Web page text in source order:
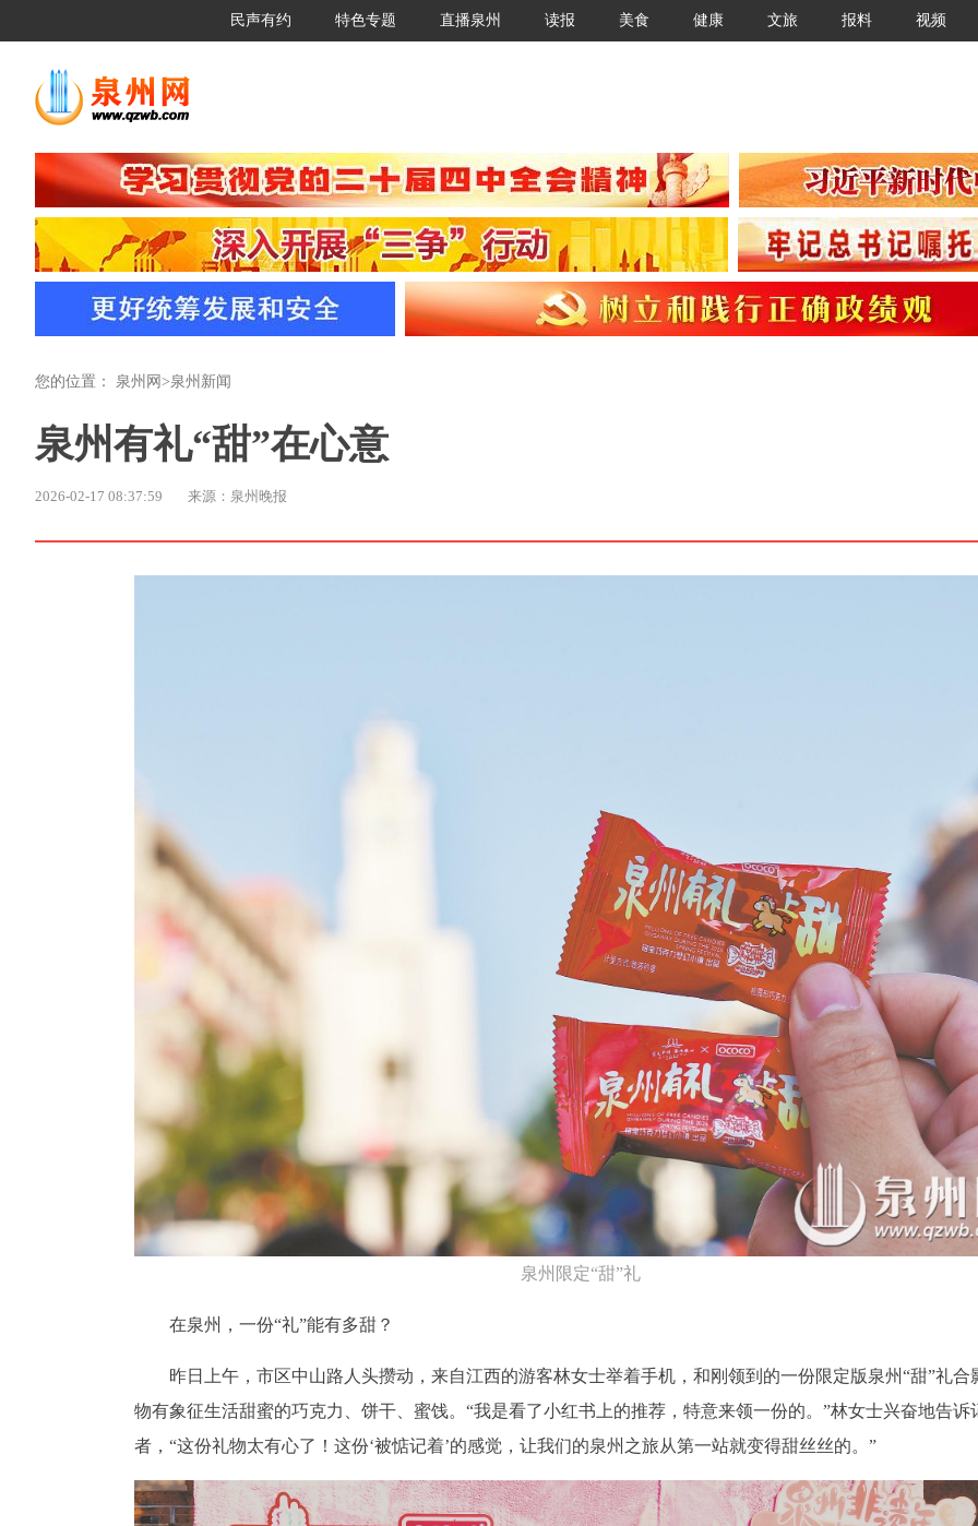
民声有约 特色专题 直播泉州 读报 美食 健康 文旅 报料 视频
您的位置： 泉州网 >泉州新闻
泉州有礼“甜”在心意
2026-02-17 08:37:59 来源：泉州晚报
泉州限定“甜”礼
在泉州，一份“礼”能有多甜？
昨日上午，市区中山路人头攒动，来自江西的游客林女士举着手机，和刚领到的一份限定版泉州“甜”礼合
物有象征生活甜蜜的巧克力、饼干、蜜饯。“我是看了小红书上的推荐，特意来领一份的。”林女士兴奋地告诉
者，“这份礼物太有心了！这份‘被惦记着’的感觉，让我们的泉州之旅从第一站就变得甜丝丝的。”